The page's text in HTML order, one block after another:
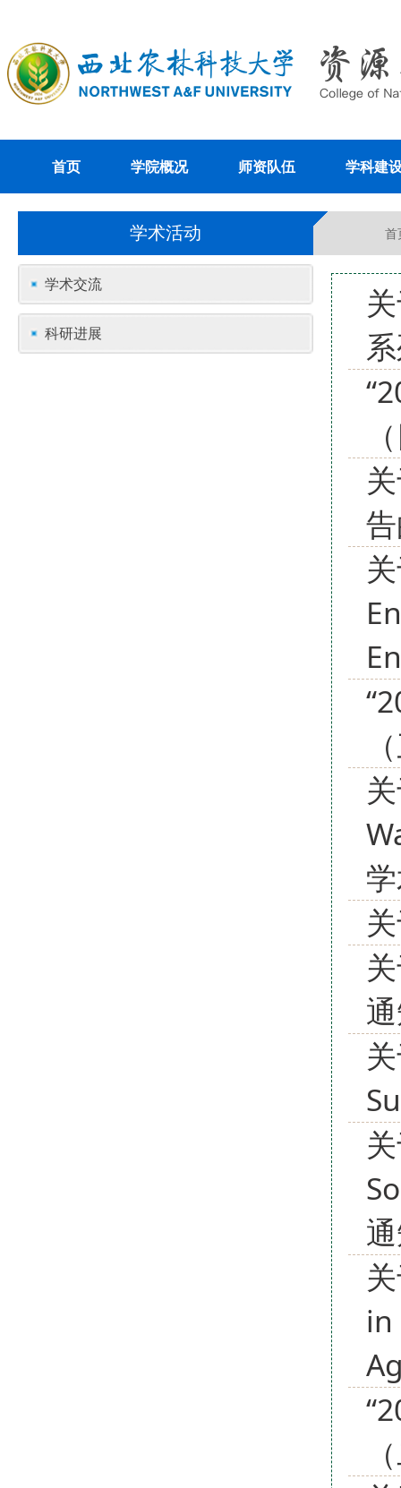
首页 学院概况 师资队伍 学科建
学术活动 首
学术交流
科研进展
in